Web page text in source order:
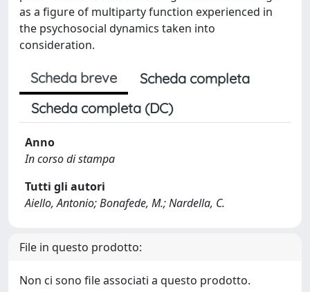
as a figure of multiparty function experienced in
the psychosocial dynamics taken into
consideration.
Scheda breve
Scheda completa
Scheda completa (DC)
Anno
In corso di stampa
Tutti gli autori
Aiello, Antonio; Bonafede, M.; Nardella, C.
File in questo prodotto:
Non ci sono file associati a questo prodotto.